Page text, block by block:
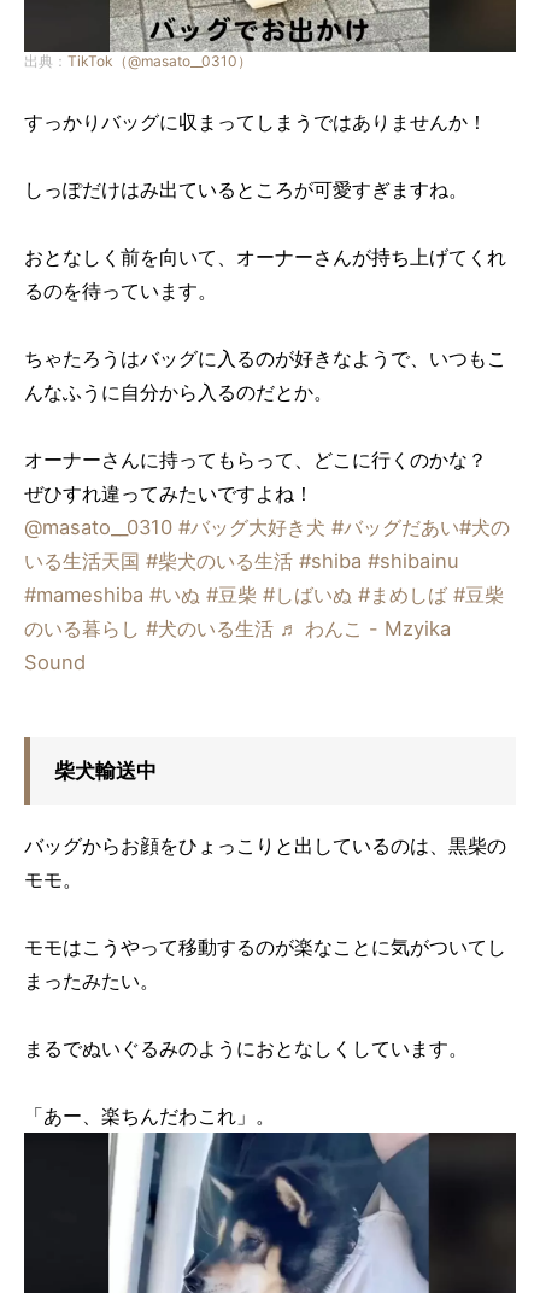
出典： TikTok（@masato__0310）
すっかりバッグに収まってしまうではありませんか！
しっぽだけはみ出ているところが可愛すぎますね。
おとなしく前を向いて、オーナーさんが持ち上げてくれ
るのを待っています。
ちゃたろうはバッグに入るのが好きなようで、いつもこ
んなふうに自分から入るのだとか。
オーナーさんに持ってもらって、どこに行くのかな？
ぜひすれ違ってみたいですよね！
@masato__0310 #バッグ大好き犬 #バッグだあい#犬の
いる生活天国 #柴犬のいる生活 #shiba #shibainu
#mameshiba #いぬ #豆柴 #しばいぬ #まめしば #豆柴
のいる暮らし #犬のいる生活 ♬ わんこ - Mzyika
Sound
柴犬輸送中
バッグからお顔をひょっこりと出しているのは、黒柴の
モモ。
モモはこうやって移動するのが楽なことに気がついてし
まったみたい。
まるでぬいぐるみのようにおとなしくしています。
「あー、楽ちんだわこれ」。